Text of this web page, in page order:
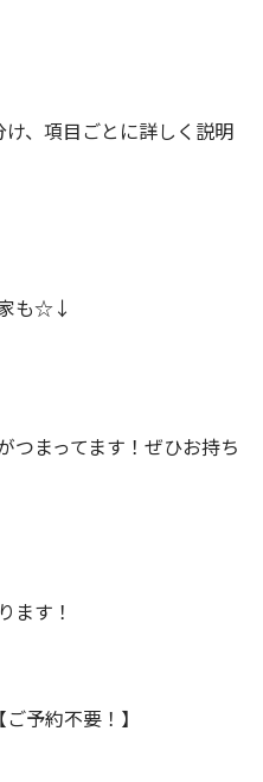
、項目ごとに詳しく説明
も☆↓
つまってます！ぜひお持ち
ます！
予約不要！】